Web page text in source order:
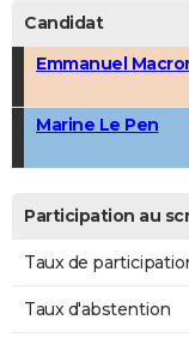
Bricolage
Culture
Television
Voyage
Candidat
Emmanuel
Marine Le Pen
Participation au
Taux de
Taux d'abstention